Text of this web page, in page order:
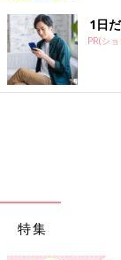
寺田 発音が不明
返される経験をし
返さないで、子ど
なかったところ
のかわからない場
1日
PR(シ
特集